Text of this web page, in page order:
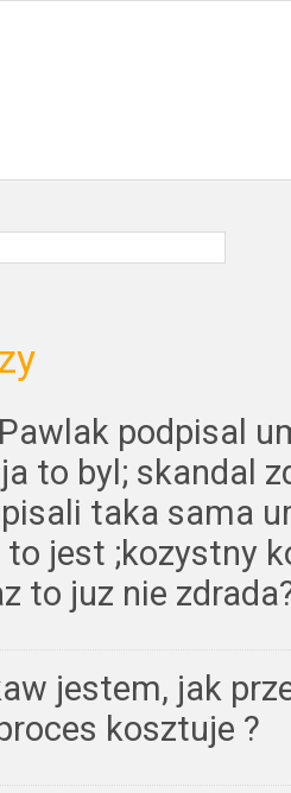
podpisal
to byl; skandal
taka sama
to jest ;kozystny
to juz nie
jestem, jak
kosztuje ?